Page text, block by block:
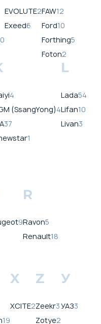
EVOLUTE2
Exeed6
FAW12
Ford10
Forthing5
Foton2
4
(SsangYong)4
37
1
L
Lada54
Lifan10
Livan3
9
R
Ravon5
Renault18
19
X
XCITE2
Z
Zeekr3
Zotye2
У
УАЗ3